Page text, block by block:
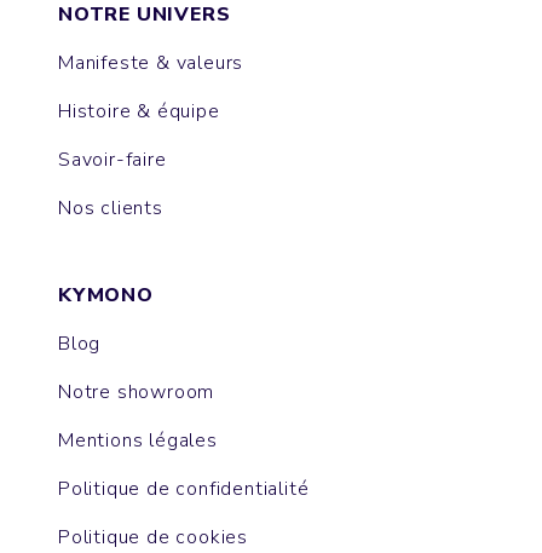
NOTRE UNIVERS
Manifeste & valeurs
Histoire & équipe
Savoir-faire
Nos clients
KYMONO
Blog
Notre showroom
Mentions légales
Politique de confidentialité
Politique de cookies